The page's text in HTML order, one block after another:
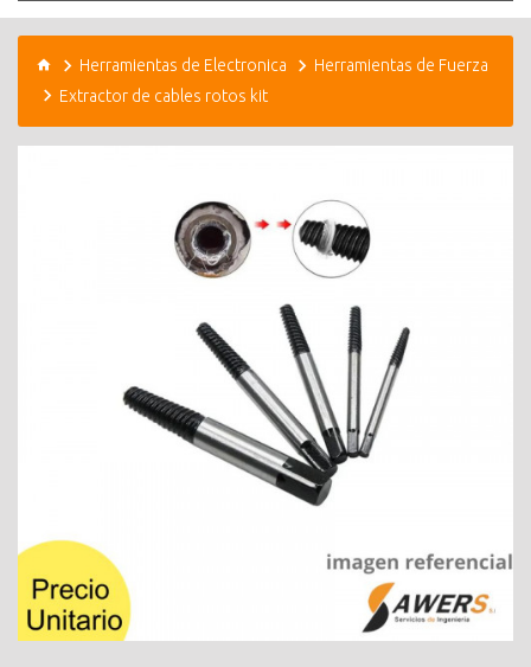
Herramientas de Electronica
Herramientas de Fuerza
Extractor de cables rotos kit